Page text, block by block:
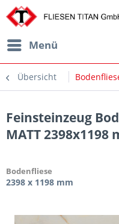
Menü
Übersicht
Feinsteinzeug
MATT 2398x1198
Bodenfliese
2398 x 1198 mm